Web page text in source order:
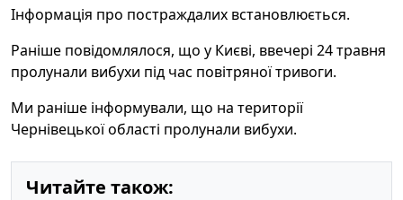
Інформація про постраждалих встановлюється.
Раніше повідомлялося, що у Києві, ввечері 24 травня
пролунали вибухи під час повітряної тривоги.
Ми раніше інформували, що на території
Чернівецької області пролунали вибухи.
Читайте також: